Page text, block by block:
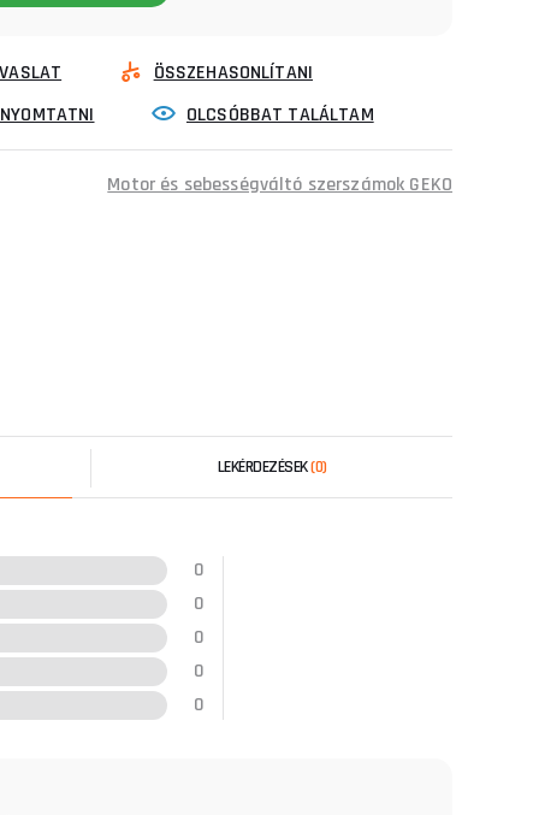
ÖSSZEHASONLÍTANI
OLCSÓBBAT TALÁLTAM
Motor és sebességváltó szerszámok GEKO
LEKÉRDEZÉSEK(0)
0
0
0
0
0